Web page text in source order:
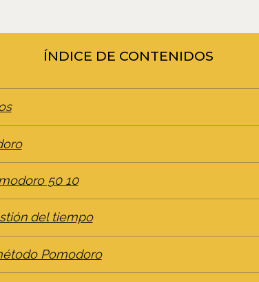
ÍNDICE DE CONTENIDOS
50 10
del tiempo
Pomodoro